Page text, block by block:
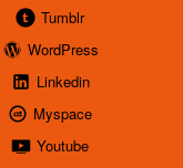
Tumblr
WordPress
Linkedin
Myspace
Youtube